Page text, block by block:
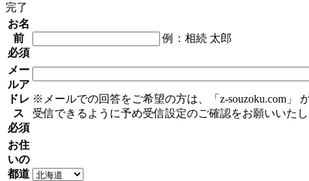
完了
お名
前
必須
例：相続 太郎
メー
ルア
ドレ
ス
必須
※メールでの回答をご希望の方は、「z-souzoku.com」
受信できるように予め受信設定のご確認をお願いいた
お住
いの
都道